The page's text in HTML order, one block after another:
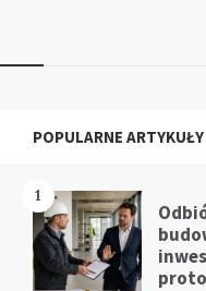
Widgets
POPULARNE ARTYKUŁY
1